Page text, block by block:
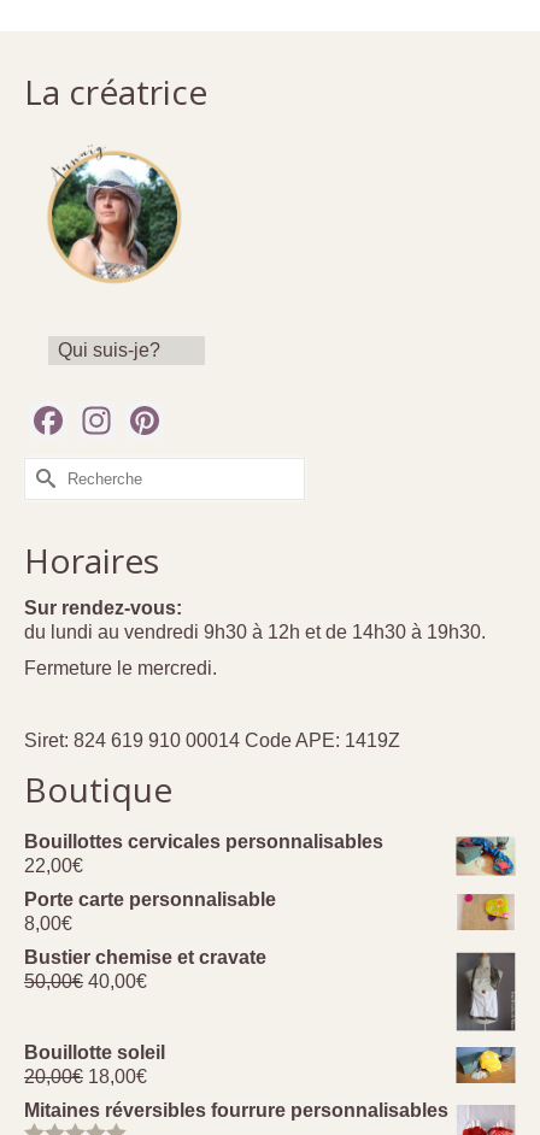
La créatrice
Qui suis-je?
Facebook
Instagram
Rechercher :
Horaires
Sur rendez-vous:
du lundi au vendredi 9h30 à 12h et de 14h30 à 19h30.
Fermeture le mercredi.
Siret: 824 619 910 00014 Code APE: 1419Z
Boutique
Bouillottes cervicales personnalisables
22,00€
Porte carte personnalisable
8,00€
Bustier chemise et cravate
50,00€ Le
était :
50,00€.
40,00€Le
est :
40,00€.
Bouillotte soleil
20,00€ Le
prix
initial
18,00€Le
prix
actuel
Mitaines réversibles fourrure personnalisables